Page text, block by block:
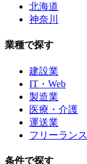
北海道
神奈川
業種で探す
建設業
IT・Web
製造業
医療・介護
運送業
フリーランス
条件で探す